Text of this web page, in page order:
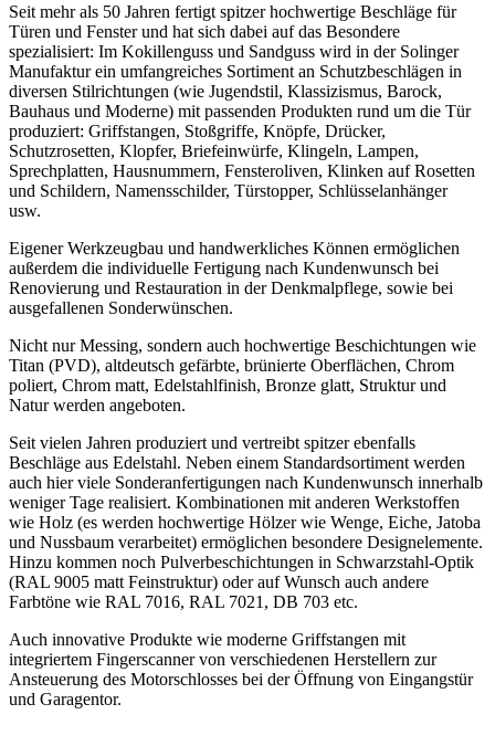
Seit mehr als 50 Jahren fertigt spitzer hochwertige Beschläge für
Türen und Fenster und hat sich dabei auf das Besondere
spezialisiert: Im Kokillenguss und Sandguss wird in der Solinger
Manufaktur ein umfangreiches Sortiment an Schutzbeschlägen in
diversen Stilrichtungen (wie Jugendstil, Klassizismus, Barock,
Bauhaus und Moderne) mit passenden Produkten rund um die Tür
produziert: Griffstangen, Stoßgriffe, Knöpfe, Drücker,
Schutzrosetten, Klopfer, Briefeinwürfe, Klingeln, Lampen,
Sprechplatten, Hausnummern, Fensteroliven, Klinken auf Rosetten
und Schildern, Namensschilder, Türstopper, Schlüsselanhänger
usw.
Eigener Werkzeugbau und handwerkliches Können ermöglichen
außerdem die individuelle Fertigung nach Kundenwunsch bei
Renovierung und Restauration in der Denkmalpflege, sowie bei
ausgefallenen Sonderwünschen.
Nicht nur Messing, sondern auch hochwertige Beschichtungen wie
Titan (PVD), altdeutsch gefärbte, brünierte Oberflächen, Chrom
poliert, Chrom matt, Edelstahlfinish, Bronze glatt, Struktur und
Natur werden angeboten.
Seit vielen Jahren produziert und vertreibt spitzer ebenfalls
Beschläge aus Edelstahl. Neben einem Standardsortiment werden
auch hier viele Sonderanfertigungen nach Kundenwunsch innerhalb
weniger Tage realisiert. Kombinationen mit anderen Werkstoffen
wie Holz (es werden hochwertige Hölzer wie Wenge, Eiche, Jatoba
und Nussbaum verarbeitet) ermöglichen besondere Designelemente.
Hinzu kommen noch Pulverbeschichtungen in Schwarzstahl-Optik
(RAL 9005 matt Feinstruktur) oder auf Wunsch auch andere
Farbtöne wie RAL 7016, RAL 7021, DB 703 etc.
Auch innovative Produkte wie moderne Griffstangen mit
integriertem Fingerscanner von verschiedenen Herstellern zur
Ansteuerung des Motorschlosses bei der Öffnung von Eingangstür
und Garagentor.